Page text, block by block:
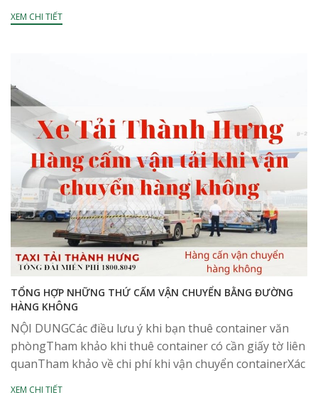
định thời gian thuê thật...
XEM CHI TIẾT
TỔNG HỢP NHỮNG THỨ CẤM VẬN CHUYỂN BẰNG ĐƯỜNG
HÀNG KHÔNG
NỘI DUNGCác điều lưu ý khi bạn thuê container văn
phòngTham khảo khi thuê container có cần giấy tờ liên
quanTham khảo về chi phí khi vận chuyển containerXác
định thời gian thuê thật...
XEM CHI TIẾT